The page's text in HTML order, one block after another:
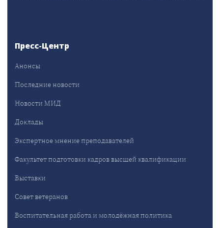
Пресс-Центр
Анонсы
Последние новости
Новости МИД
Доклады
Экспертное мнение преподавателей
Факультет подготовки кадров высшей квалификации
Выставки
Совет ветеранов
Воспитательная работа и молодёжная политика